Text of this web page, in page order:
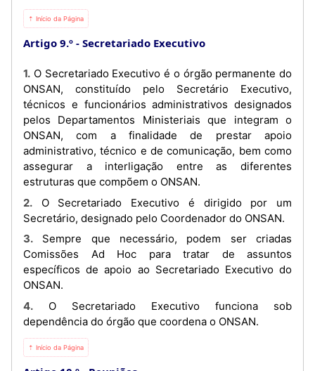
⇡ Início da Página
Artigo 9.º Secretariado Executivo
1. O Secretariado Executivo é o órgão permanente do
ONSAN, constituído pelo Secretário Executivo,
técnicos e funcionários administrativos designados
pelos Departamentos Ministeriais que integram o
ONSAN, com a finalidade de prestar apoio
administrativo, técnico e de comunicação, bem como
assegurar a interligação entre as diferentes
estruturas que compõem o ONSAN.
2. O Secretariado Executivo é dirigido por um
Secretário, designado pelo Coordenador do ONSAN.
3. Sempre que necessário, podem ser criadas
Comissões Ad Hoc para tratar de assuntos
específicos de apoio ao Secretariado Executivo do
ONSAN.
4. O Secretariado Executivo funciona sob
dependência do órgão que coordena o ONSAN.
⇡ Início da Página